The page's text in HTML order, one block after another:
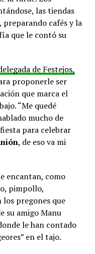
las tiendas
preparando cafés y la
que le contó su
de Festejos,
proponerle ser
que marca el
“Me quedé
mucho de
para celebrar
, de eso va mi
encantan, como
pimpollo,
los pregones que
su amigo Manu
le han contado
en el tajo.